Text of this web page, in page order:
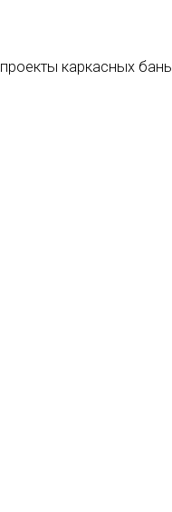
проекты каркасных бань